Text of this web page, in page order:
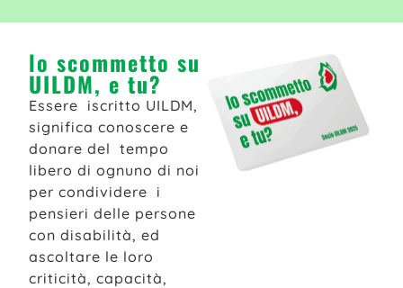
lo scommetto su
UILDM, e tu?
Essere iscritto UILDM,
significa conoscere e
donare del tempo
libero di ognuno di noi
per condividere i
pensieri delle persone
con disabilità, ed
ascoltare le loro
criticità, capacità,